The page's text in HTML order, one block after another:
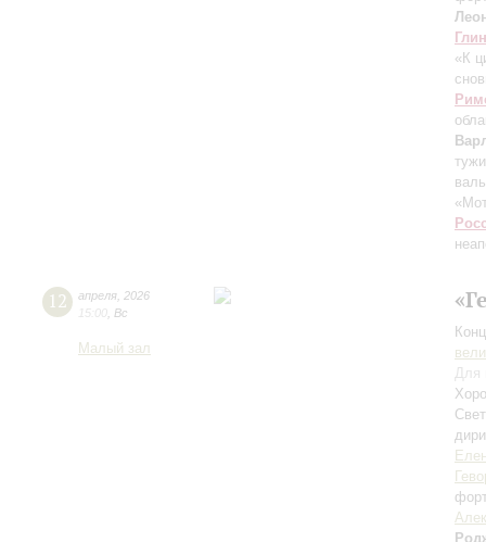
«К
12 апреля 2026
15:00 Вс
Малый зал
Для